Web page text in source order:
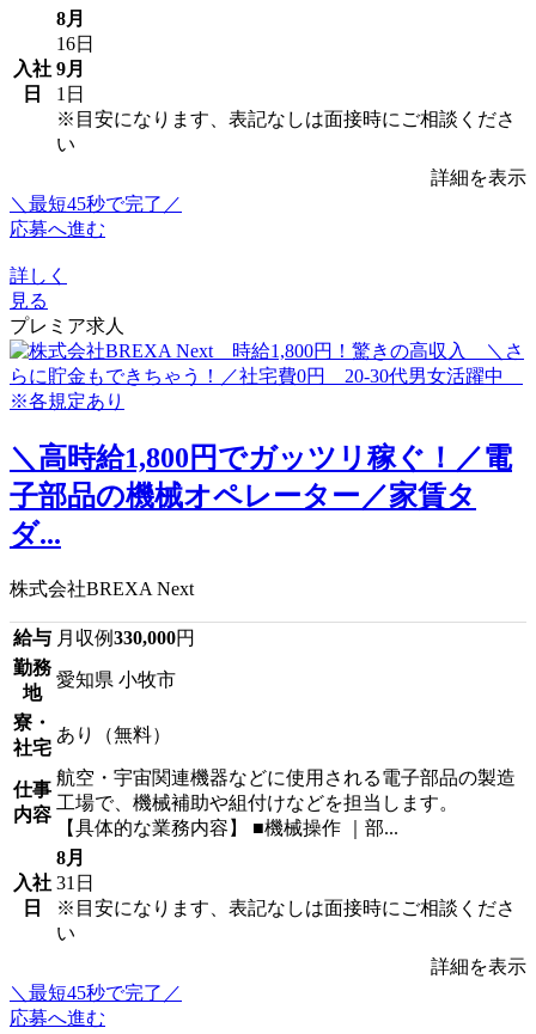
入社
日
8月
16日
9月
1日
※目安になります、表記なしは面接時にご相談くださ
い
詳細を表示
＼最短45秒で完了／
応募へ進む
詳しく
見る
プレミア求人
＼高時給1,800円でガッツリ稼ぐ！／電
子部品の機械オペレーター／家賃タ
ダ...
株式会社BREXA Next
給与 月収例330,000円
勤務
地
愛知県 小牧市
寮・
社宅
あり（無料）
仕事
内容
航空・宇宙関連機器などに使用される電子部品の製造
工場で、機械補助や組付けなどを担当します。
【具体的な業務内容】 ■機械操作 ｜部...
入社
日
8月
31日
※目安になります、表記なしは面接時にご相談くださ
い
詳細を表示
＼最短45秒で完了／
応募へ進む